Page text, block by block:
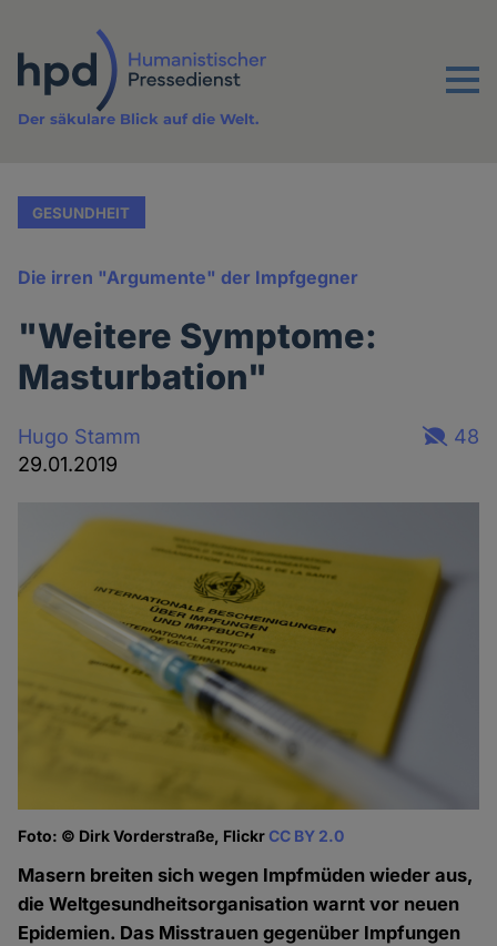
Inhalt
Menu
Der säkulare Blick auf die Welt.
GESUNDHEIT
Die irren "Argumente" der Impfgegner
"Weitere Symptome:
Masturbation"
Hugo Stamm
29.01.2019
48
Foto: © Dirk Vorderstraße, FlickrCC BY 2.0
Masern breiten sich wegen Impfmüden wieder aus,
die Weltgesundheitsorganisation warnt vor neuen
Epidemien. Das Misstrauen gegenüber Impfungen